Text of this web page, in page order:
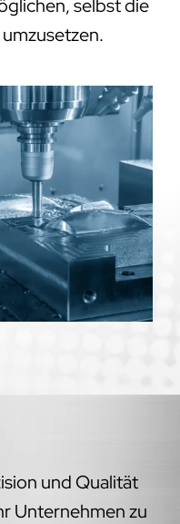
selbst die
und Qualität
Unternehmen zu